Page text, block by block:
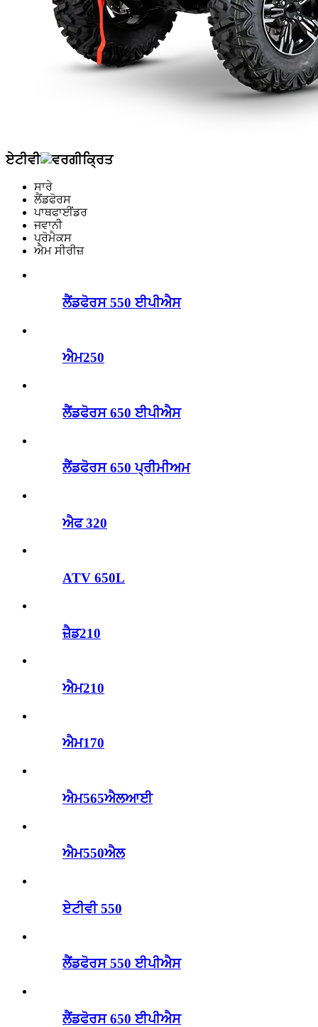
ਏਟੀਵੀ
ਸਾਰੇ
ਲੈਂਡਫੋਰਸ
ਪਾਥਫਾਈਂਡਰ
ਜਵਾਨੀ
ਪ੍ਰੋਮੈਕਸ
ਐਮ ਸੀਰੀਜ਼
ਲੈਂਡਫੋਰਸ 550 ਈਪੀਐਸ
ਐਮ250
ਲੈਂਡਫੋਰਸ 650 ਈਪੀਐਸ
ਲੈਂਡਫੋਰਸ 650 ਪ੍ਰੀਮੀਅਮ
ਐਫ 320
ATV 650L
ਜ਼ੈਡ210
ਐਮ210
ਐਮ170
ਐਮ565ਐਲਆਈ
ਐਮ550ਐਲ
ਏਟੀਵੀ 550
ਲੈਂਡਫੋਰਸ 550 ਈਪੀਐਸ
ਲੈਂਡਫੋਰਸ 650 ਈਪੀਐਸ